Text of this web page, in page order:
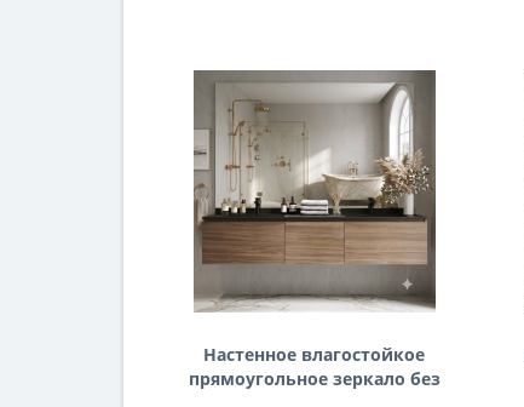
Настенное влагостойкое
прямоугольное зеркало без